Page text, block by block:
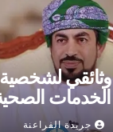
جريدة الفراعنة